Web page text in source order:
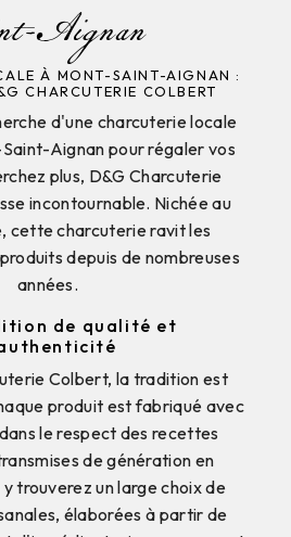
Aignan
À MONT-SAINT-AIGNAN :
CHARCUTERIE COLBERT
d'une charcuterie locale
Aignan pour régaler vos
plus, D&G Charcuterie
incontournable. Nichée au
cette charcuterie ravit les
depuis de nombreuses
années.
de qualité et
Colbert, la tradition est
produit est fabriqué avec
le respect des recettes
de génération en
trouverez un large choix de
élaborées à partir de